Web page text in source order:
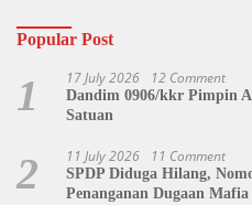
Popular Post
1 17 July 2026 12 Comment
Dandim 0906/kkr Pimpin
Satuan
2 11 July 2026 11 Comment
SPDP Diduga Hilang,
Penanganan Dugaan